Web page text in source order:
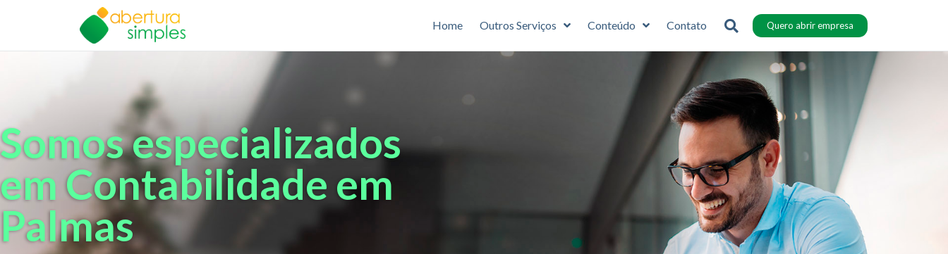
Home Outros Serviços Conteúdo Contato Quero abrir empresa
Somos especializados
em Contabilidade em
Palmas